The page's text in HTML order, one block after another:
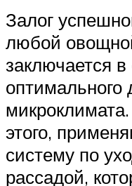
Залог
любой
заключается
оптимального
этого,
систему по
рассадой,